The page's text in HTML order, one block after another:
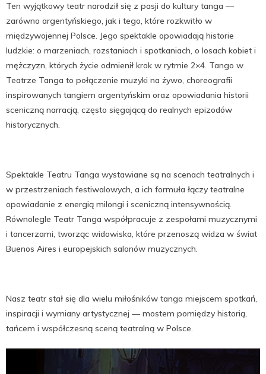
Ten wyjątkowy teatr narodził się z pasji do kultury tanga —
zarówno argentyńskiego, jak i tego, które rozkwitło w
międzywojennej Polsce. Jego spektakle opowiadają historie
ludzkie: o marzeniach, rozstaniach i spotkaniach, o losach kobiet i
mężczyzn, których życie odmienił krok w rytmie 2×4. Tango w
Teatrze Tanga to połączenie muzyki na żywo, choreografii
inspirowanych tangiem argentyńskim oraz opowiadania historii
sceniczną narracją, często sięgającą do realnych epizodów
historycznych.
Spektakle Teatru Tanga wystawiane są na scenach teatralnych i
w przestrzeniach festiwalowych, a ich formuła łączy teatralne
opowiadanie z energią milongi i sceniczną intensywnością.
Równolegle Teatr Tanga współpracuje z zespołami muzycznymi
i tancerzami, tworząc widowiska, które przenoszą widza w świat
Buenos Aires i europejskich salonów muzycznych.
Nasz teatr stał się dla wielu miłośników tanga miejscem spotkań,
inspiracji i wymiany artystycznej — mostem pomiędzy historią,
tańcem i współczesną sceną teatralną w Polsce.